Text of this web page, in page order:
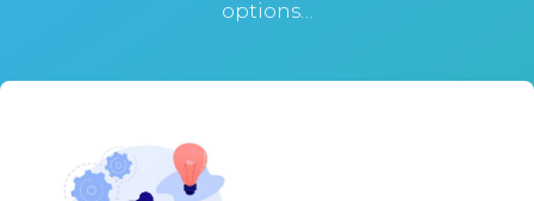
options…